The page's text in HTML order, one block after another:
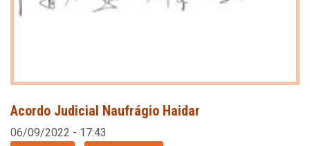
Acordo Judicial Naufrágio Haidar
06/09/2022 - 17:43